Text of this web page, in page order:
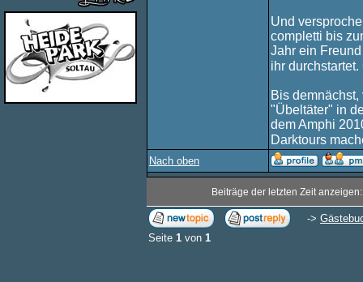
Und
completti bis
Jahr ein
ihr
Bis
"Übeltäter" in
dem Amphi
Darktours
Nach oben
Beiträge der letzten Zeit
->
Seite 1 von 1